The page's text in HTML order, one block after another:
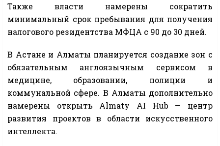
Также власти намерены сократить
минимальный срок пребывания для получения
налогового резидентства МФЦА с 90 до 30 дней.
В Астане и Алматы планируется создание зон с
обязательным англоязычным сервисом в
медицине, образовании, полиции и
коммунальной сфере. В Алматы дополнительно
намерены открыть Almaty AI Hub — центр
развития проектов в области искусственного
интеллекта.